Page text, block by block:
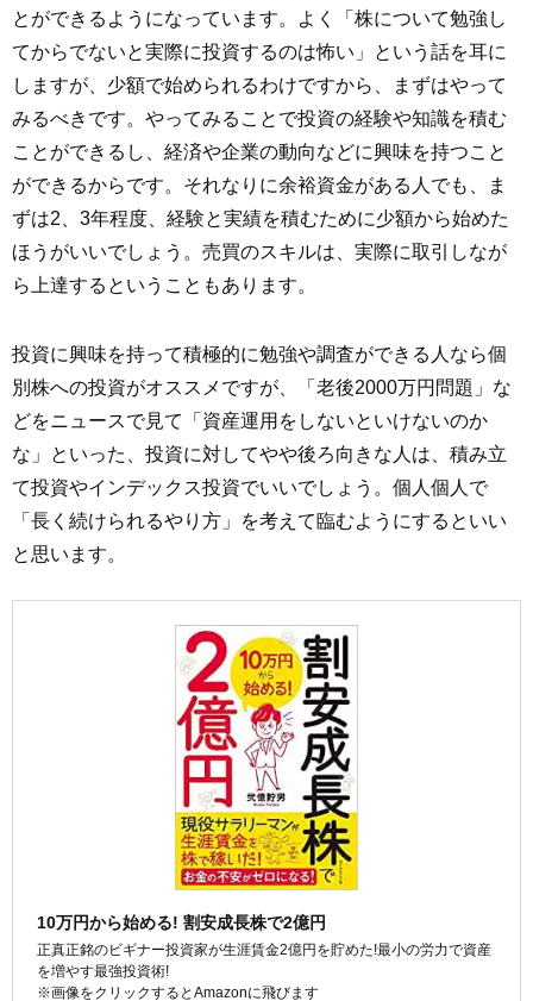
とができるようになっています。よく「株について勉強し
てからでないと実際に投資するのは怖い」という話を耳に
しますが、少額で始められるわけですから、まずはやって
みるべきです。やってみることで投資の経験や知識を積む
ことができるし、経済や企業の動向などに興味を持つこと
ができるからです。それなりに余裕資金がある人でも、ま
ずは2、3年程度、経験と実績を積むために少額から始めた
ほうがいいでしょう。売買のスキルは、実際に取引しなが
ら上達するということもあります。
投資に興味を持って積極的に勉強や調査ができる人なら個
別株への投資がオススメですが、「老後2000万円問題」な
どをニュースで見て「資産運用をしないといけないのか
な」といった、投資に対してやや後ろ向きな人は、積み立
て投資やインデックス投資でいいでしょう。個人個人で
「長く続けられるやり方」を考えて臨むようにするといい
と思います。
10万円から始める! 割安成長株で2億円
正真正銘のビギナー投資家が生涯賃金2億円を貯めた!最小の労力で資産
を増やす最強投資術!
※画像をクリックするとAmazonに飛びます